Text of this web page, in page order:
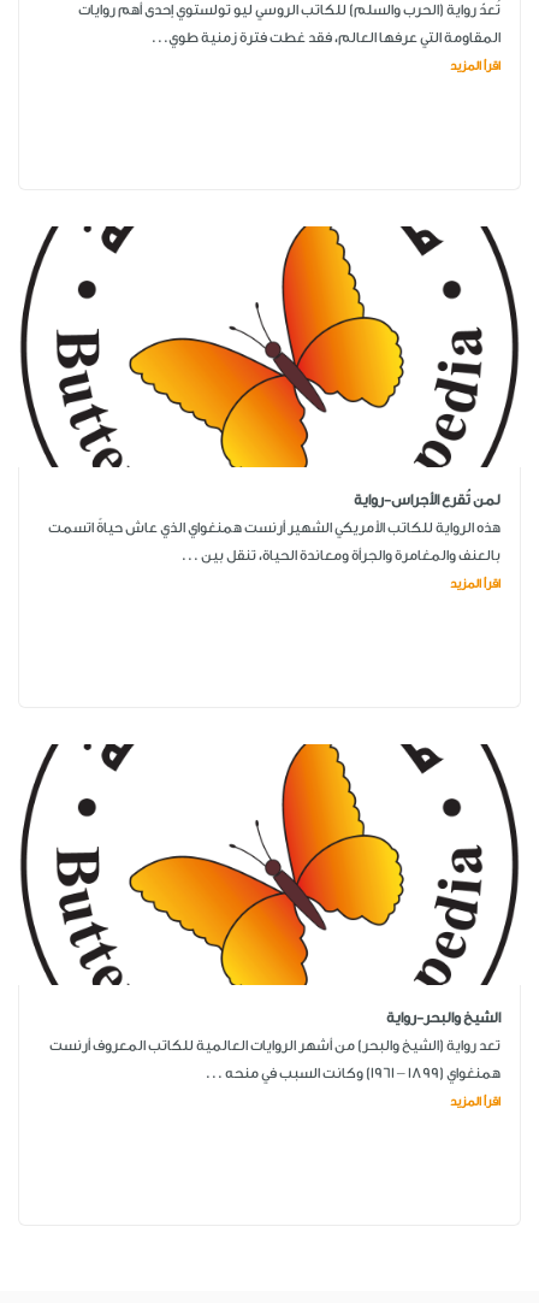
تُعدّ رواية (الحرب والسلم) للكاتب الروسي ليو تولستوي إحدى أهم روايات
المقاومة التي عرفها العالم، فقد غطت فترة زمنية طوي...
اقرأ المزيد
لمن تُقرع الأجراس-رواية
هذه الرواية للكاتب الأمريكي الشهير أرنست همنغواي الذي عاش حياةً اتسمت
بالعنف والمغامرة والجرأة ومعاندة الحياة، تنقل بين ...
اقرأ المزيد
الشيخ والبحر-رواية
تعد رواية (الشيخ والبحر) من أشهر الروايات العالمية للكاتب المعروف أرنست
همنغواي (1899 – 1961) وكانت السبب في منحه ...
اقرأ المزيد